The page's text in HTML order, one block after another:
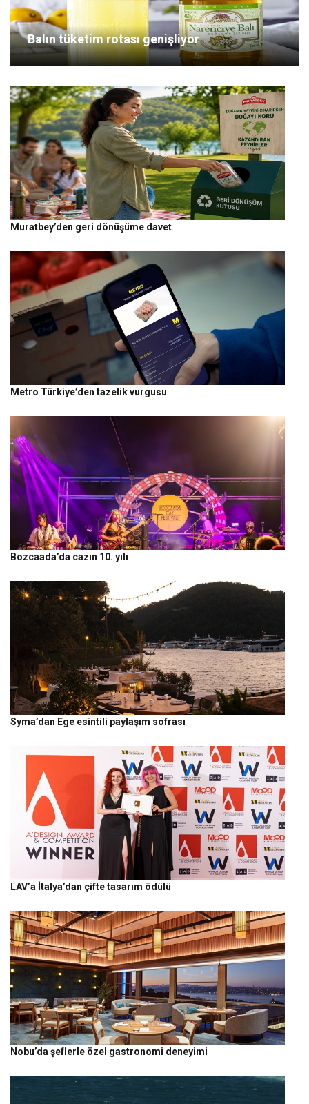
Balın tüketim rotası genişliyor
Muratbey’den geri dönüşüme davet
Metro Türkiye’den tazelik vurgusu
Bozcaada’da cazın 10. yılı
Syma’dan Ege esintili paylaşım sofrası
LAV’a İtalya’dan çifte tasarım ödülü
Nobu’da şeflerle özel gastronomi deneyimi